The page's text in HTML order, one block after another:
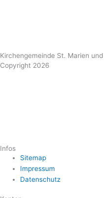
Kirchengemeinde St. Marien
Copyright 2026
Infos
Sitemap
Impressum
Datenschutz